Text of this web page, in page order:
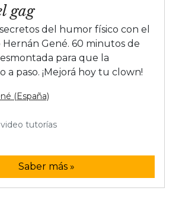
gag
del humor físico con el
Gené. 60 minutos de
para que la
a paso. ¡Mejorá hoy tu clown!
(España)
tutorías
Saber más »